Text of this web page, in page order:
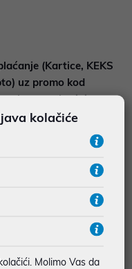
(Kartice, KEKS
uz promo kod
ne zbrajaju
od1,08 €
kolačiće
Molimo Vas da